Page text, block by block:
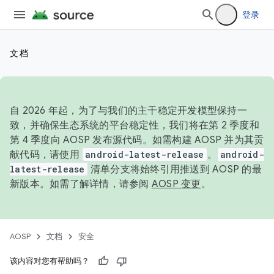
登录
文档
自 2026 年起，为了与我们的主干稳定开发模型保持一
致，并确保生态系统的平台稳定性，我们将在第 2 季度和
第 4 季度向 AOSP 发布源代码。如需构建 AOSP 并为其贡
献代码，请使用 android-latest-release 。
android-
latest-release 清单分支将始终引用推送到 AOSP 的最
新版本。如需了解详情，请参阅 AOSP 变更。
AOSP 文档 安全
该内容对您有帮助吗？